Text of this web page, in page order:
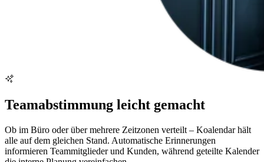
Teamabstimmung leicht gemacht
Ob im Büro oder über mehrere Zeitzonen verteilt – Koalendar hält
alle auf dem gleichen Stand. Automatische Erinnerungen
informieren Teammitglieder und Kunden, während geteilte Kalender